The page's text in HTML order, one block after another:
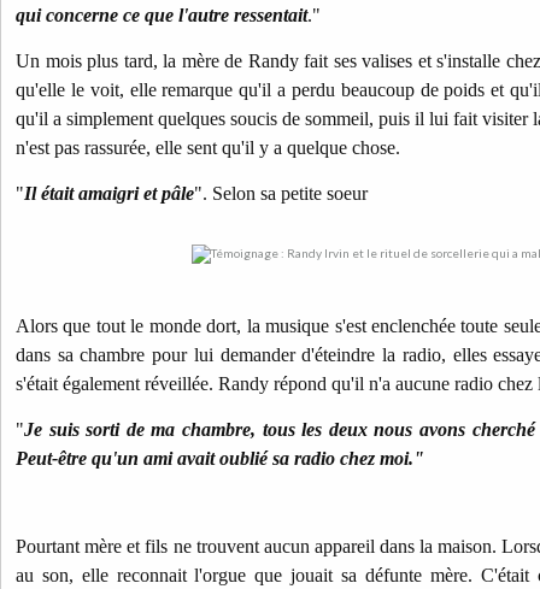
qui concerne ce que l'autre ressentait."
Un mois plus tard, la mère de Randy fait ses valises et s'installe
qu'elle le voit, elle remarque qu'il a perdu beaucoup de poids et
qu'il a simplement quelques soucis de sommeil, puis il lui fait visiter
n'est pas rassurée, elle sent qu'il y a quelque chose.
"Il était amaigri et pâle". Selon sa petite soeur
Alors que tout le monde dort, la musique s'est enclenchée toute
dans sa chambre pour lui demander d'éteindre la radio, elles
s'était également réveillée. Randy répond qu'il n'a aucune radio chez
"Je suis sorti de ma chambre, tous les deux nous avons
Peut-être qu'un ami avait oublié sa radio chez moi."
Pourtant mère et fils ne trouvent aucun appareil dans la maison.
au son, elle reconnait l'orgue que jouait sa défunte mère. C'était